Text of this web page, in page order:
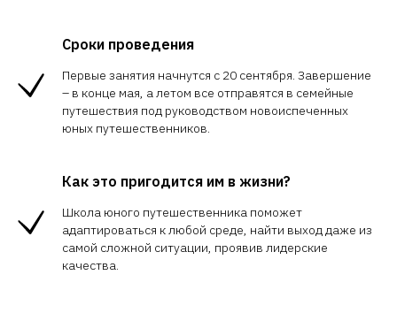
Сроки проведения
Первые занятия начнутся с 20 сентября. Завершение
– в конце мая, а летом все отправятся в семейные
путешествия под руководством новоиспеченных
юных путешественников.
Как это пригодится им в жизни?
Школа юного путешественника поможет
адаптироваться к любой среде, найти выход даже из
самой сложной ситуации, проявив лидерские
качества.